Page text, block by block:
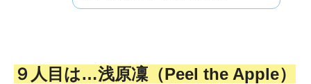
９人目は…浅原凜（Peel the Apple）